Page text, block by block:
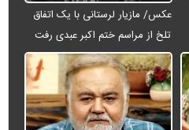
عکس/ مازیار لرستانی با یک اتفاق
تلخ از مراسم ختم اکبر عبدی رفت